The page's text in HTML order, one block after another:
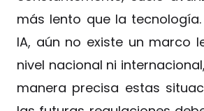
más lento que la
IA, aún no existe un marco
nivel nacional ni
manera precisa estas